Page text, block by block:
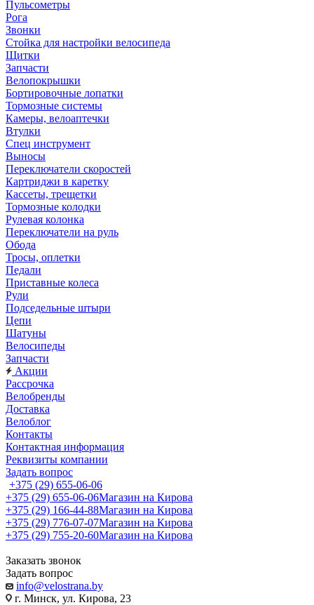
Пульсометры
Рога
Звонки
Стойка для настройки велосипеда
Щитки
Запчасти
Велопокрышки
Бортировочные лопатки
Тормозные системы
Камеры, велоаптечки
Втулки
Спец инструмент
Выносы
Переключатели скоростей
Картриджи в каретку
Кассеты, трещетки
Тормозные колодки
Рулевая колонка
Переключатели на руль
Обода
Тросы, оплетки
Педали
Приставные колеса
Рули
Подседельные штыри
Цепи
Шатуны
Велосипеды
Запчасти
Акции
Рассрочка
Велобренды
Доставка
Велоблог
Контакты
Контактная информация
Реквизиты компании
Задать вопрос
+375 (29) 655-06-06
+375 (29) 655-06-06Магазин на Кирова
+375 (29) 166-44-88Магазин на Кирова
+375 (29) 776-07-07Магазин на Кирова
+375 (29) 755-20-60Магазин на Кирова
Заказать звонок
Задать вопрос
info@velostrana.by
г. Минск, ул. Кирова, 23